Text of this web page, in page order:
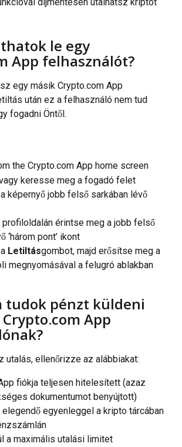
le egy
App felhasználót?
egy másik Crypto.com App
után ez a felhasználó nem tud
fogadni Öntől.
the Crypto.com App home screen
keresse meg a fogadó felet
képernyő jobb felső sarkában lévő
érintse meg a jobb felső
‘három pont’ ikont
Letiltásgombot, majd erősítse meg a
megnyomásával a felugró ablakban
tudok pénzt küldeni
App
utalás, ellenőrizze az alábbiakat:
fiókja teljesen hitelesített (azaz
dokumentumot benyújtott)
elegendő egyenleggel a kripto tárcában
a maximális utalási limitet